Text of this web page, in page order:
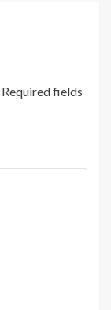
Required fields